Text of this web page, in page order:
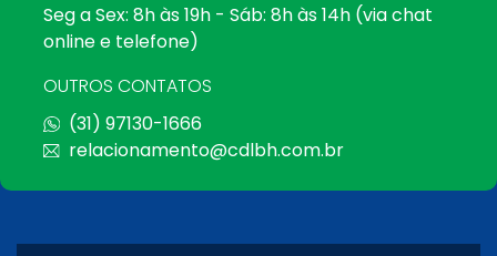
Seg a Sex: 8h às 19h - Sáb: 8h às 14h (via chat
online e telefone)
OUTROS CONTATOS
(31) 97130-1666
relacionamento@cdlbh.com.br